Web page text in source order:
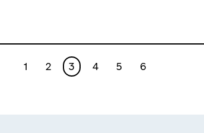
надання
1 2 3 4 5 6